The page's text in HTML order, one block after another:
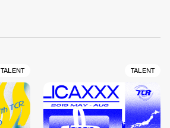
TALENT TALENT